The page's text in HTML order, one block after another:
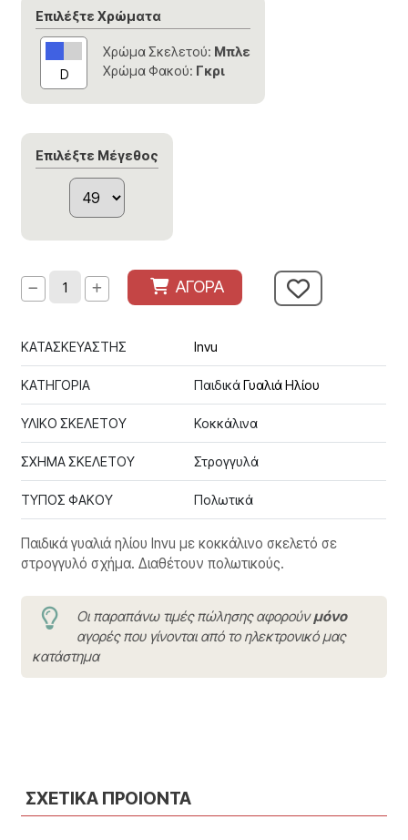
Επιλέξτε Χρώματα
D
Χρώμα Σκελετού: Μπλε
Χρώμα Φακού: Γκρι
Επιλέξτε Μέγεθος
ΑΓΟΡΑ
ΚΑΤΑΣΚΕΥΑΣΤΗΣ Invu
ΚΑΤΗΓΟΡΙΑ ΠαιδικάΓυαλιά Ηλίου
ΥΛΙΚΟ ΣΚΕΛΕΤΟΥ Κοκκάλινα
ΣΧΗΜΑ ΣΚΕΛΕΤΟΥ Στρογγυλά
ΤΥΠΟΣ ΦΑΚΟΥ Πολωτικά
Παιδικά γυαλιά ηλίου Invu με κοκκάλινο σκελετό σε
στρογγυλό σχήμα. Διαθέτουν πολωτικούς.
Οι παραπάνω τιμές πώλησης αφορούνμόνο
αγορές που γίνονται από το ηλεκτρονικό μας
κατάστημα
ΣΧΕΤΙΚΑ ΠΡΟΙΟΝΤΑ